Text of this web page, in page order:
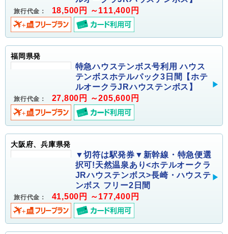
旅行代金： 18,500円 ～111,400円
福岡県発
特急ハウステンボス号利用 ハウス
テンボスホテルパック3日間【ホテ
ルオークラJRハウステンボス】
旅行代金： 27,800円 ～205,600円
大阪府、兵庫県発
▼切符は駅発券▼新幹線・特急便選
択可!天然温泉あり<ホテルオークラ
JRハウステンボス>長崎・ハウステ
ンボス フリー2日間
旅行代金： 41,500円 ～177,400円